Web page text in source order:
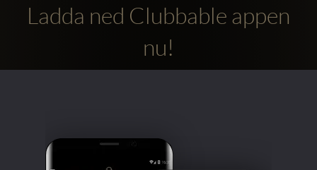
Ladda ned Clubbable appen
nu!